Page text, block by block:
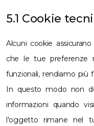
5.1 Cookie
Alcuni cookie
che le tue preferenze
funzionali, rendiamo più
In questo modo non
informazioni quando
l'oggetto rimane nel